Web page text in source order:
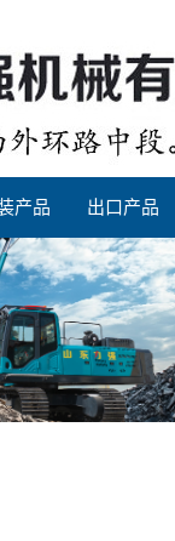
产品 出口产品